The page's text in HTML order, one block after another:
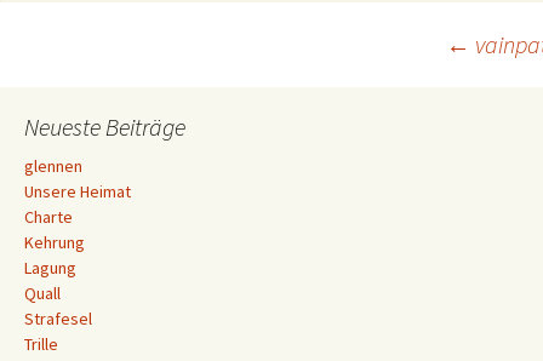
Navigation
←
Neueste Beiträge
glennen
Unsere Heimat
Charte
Kehrung
Lagung
Quall
Strafesel
Trille